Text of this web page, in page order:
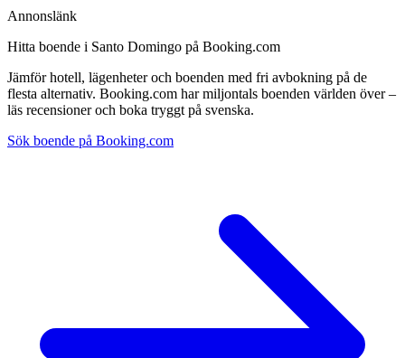
Annonslänk
Hitta boende i Santo Domingo på Booking.com
Jämför hotell, lägenheter och boenden med fri avbokning på de
flesta alternativ. Booking.com har miljontals boenden världen över –
läs recensioner och boka tryggt på svenska.
Sök boende på Booking.com